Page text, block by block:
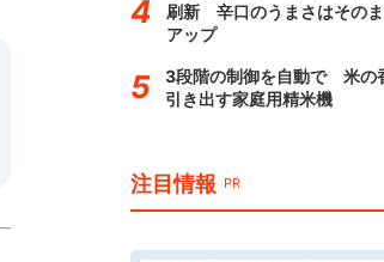
刷新 辛口のうまさはそのま
アップ
3段階の制御を自動で 米の
引き出す家庭用精米機
注目情報 PR